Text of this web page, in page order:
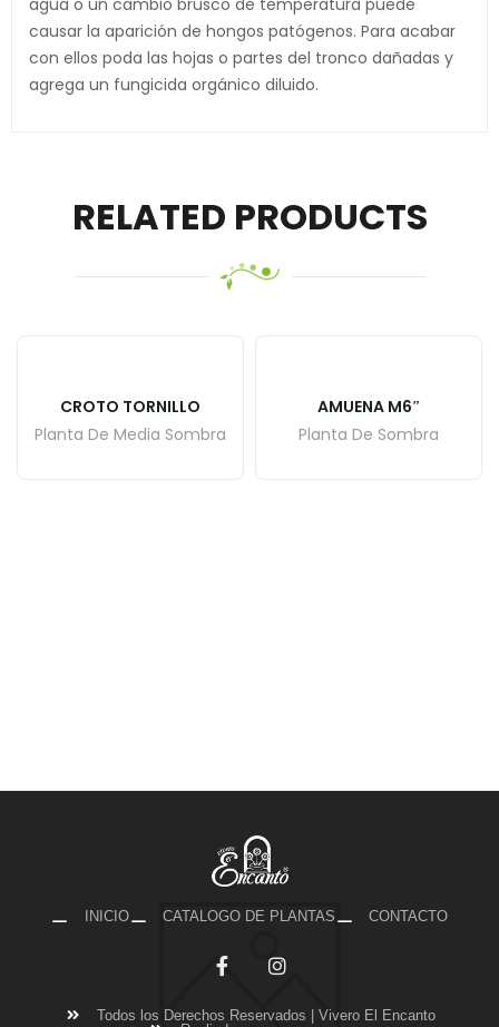
agua o un cambio brusco de temperatura puede
causar la aparición de hongos patógenos. Para acabar
con ellos poda las hojas o partes del tronco dañadas y
agrega un fungicida orgánico diluido.
RELATED PRODUCTS
CROTO TORNILLO
Planta De Media Sombra
AMUENA M6″
Planta De Sombra
INICIO CATALOGO DE PLANTAS CONTACTO
Todos los Derechos Reservados | Vivero El Encanto